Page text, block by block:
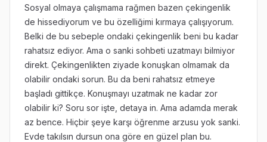
Sosyal olmaya çalışmama rağmen bazen çekingenlik
de hissediyorum ve bu özelliğimi kırmaya çalışıyorum.
Belki de bu sebeple ondaki çekingenlik beni bu kadar
rahatsız ediyor. Ama o sanki sohbeti uzatmayı bilmiyor
direkt. Çekingenlikten ziyade konuşkan olmamak da
olabilir ondaki sorun. Bu da beni rahatsız etmeye
başladı gittikçe. Konuşmayı uzatmak ne kadar zor
olabilir ki? Soru sor işte, detaya in. Ama adamda merak
az bence. Hiçbir şeye karşı öğrenme arzusu yok sanki.
Evde takılsın dursun ona göre en güzel plan bu.